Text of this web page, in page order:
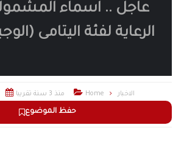
عاجل .. اسماء
الرعاية لفئة اليتامى
حفظ الموضوع
 منذ 3 سنة تقريبا  Home الاخبار